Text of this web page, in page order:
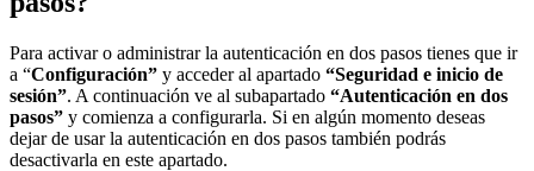
Para activar o administrar la autenticación en dos pasos tienes que ir
a “Configuración” y acceder al apartado “Seguridad e inicio de
sesión”. A continuación ve al subapartado “Autenticación en dos
pasos” y comienza a configurarla. Si en algún momento deseas
dejar de usar la autenticación en dos pasos también podrás
desactivarla en este apartado.